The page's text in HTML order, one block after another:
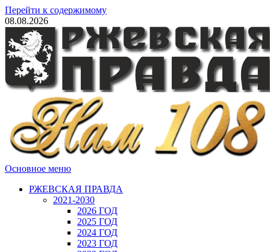
Перейти к содержимому
08.08.2026
Основное меню
РЖЕВСКАЯ ПРАВДА
2021-2030
2026 ГОД
2025 ГОД
2024 ГОД
2023 ГОД